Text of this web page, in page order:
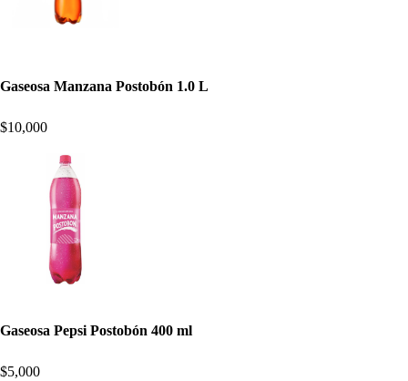
Gaseosa Manzana Postobón 1.0 L
$10,000
Gaseosa Pepsi Postobón 400 ml
$5,000